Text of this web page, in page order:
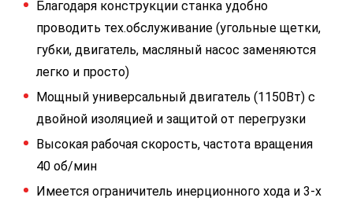
Благодаря конструкции станка удобно
проводить тех.обслуживание (угольные щетки,
губки, двигатель, масляный насос заменяются
легко и просто)
Мощный универсальный двигатель (1150Вт) с
двойной изоляцией и защитой от перегрузки
Высокая рабочая скорость, частота вращения
40 об/мин
Имеется ограничитель инерционного хода и 3-х